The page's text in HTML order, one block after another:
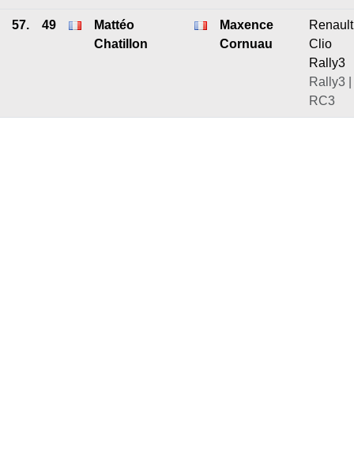
57. 49
Mattéo
Chatillon
Maxence
Cornuau
Renault
Clio
Rally3
Rally3 |
RC3